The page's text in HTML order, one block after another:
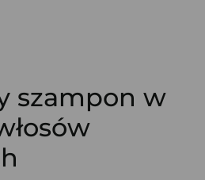
szampon w